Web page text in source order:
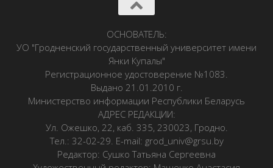
ОСНОВАТЕЛЬ:
УО "Гродненский государственный университет имени
Янки Купалы"
Регистрационное удостоверение №1083.
Выдано 21.01.2010 г.
Министерство информации Республики Беларусь
АДРЕС РЕДАКЦИИ:
Ул. Ожешко, 22, каб. 335, 230023, Гродно.
Тел.: 32-02-29. E-mail: grod_univ@grsu.by
Редактор: Сушко Татьяна Сергеевна